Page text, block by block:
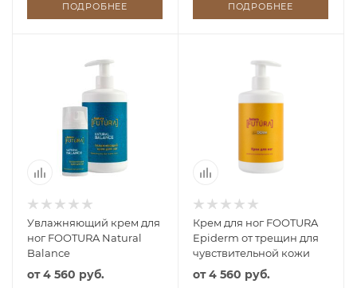
ПОДРОБНЕЕ ПОДРОБНЕЕ
Увлажняющий крем для
ног FOOTURA Natural
Balance
от4 560 руб.
Крем для ног FOOTURA
Epiderm от трещин для
чувствительной кожи
от4 560 руб.